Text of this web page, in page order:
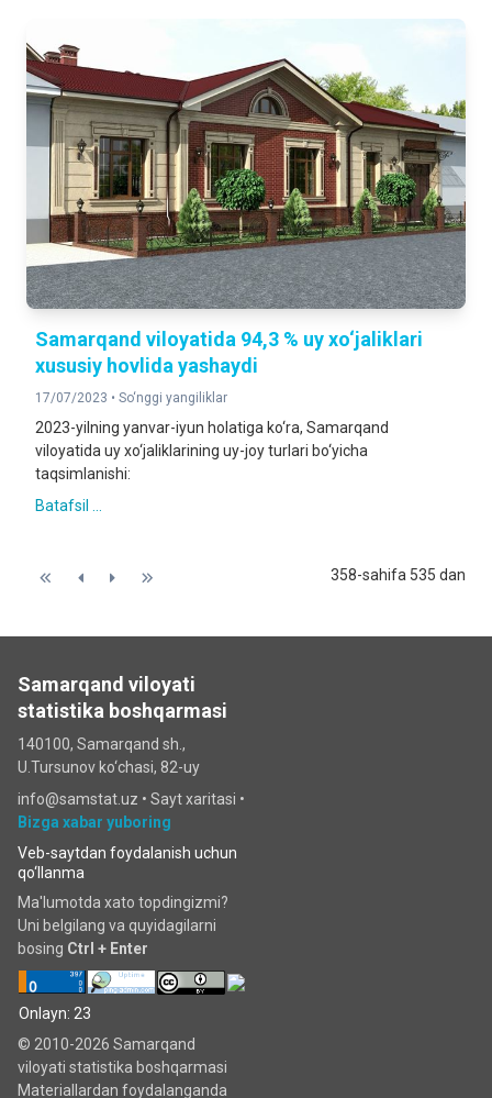
Samarqand viloyatida 94,3 % uy xo‘jaliklari
xususiy hovlida yashaydi
17/07/2023 • So‘nggi yangiliklar
2023-yilning yanvar-iyun holatiga ko‘ra, Samarqand
viloyatida uy xo‘jaliklarining uy-joy turlari bo‘yicha
taqsimlanishi:
Batafsil ...
358-sahifa 535 dan
Samarqand viloyati
statistika boshqarmasi
140100, Samarqand sh.,
U.Tursunov ko‘chаsi, 82-uy
info@samstat.uz • Sayt xaritasi •
Bizga xabar yuboring
Veb-saytdan foydalanish uchun
qo‘llanma
Ma'lumotda xato topdingizmi?
Uni belgilang va quyidagilarni
bosing Ctrl + Enter
Onlayn: 23
© 2010-2026 Samarqand
viloyati statistika boshqarmasi
Materiallardan foydalanganda